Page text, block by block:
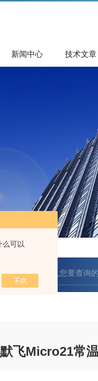
可以
新闻中心 技术文章
飞Micro21常